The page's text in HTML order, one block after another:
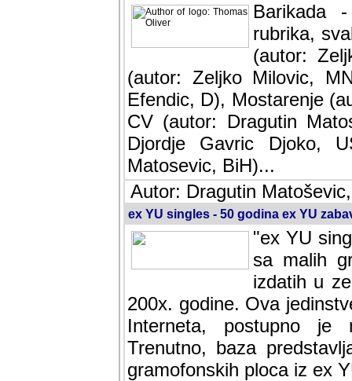
Barikada
rubrika,
(autor:
(autor: Zeljko Milovic,
Efendic, D), Mostarenje
CV (autor: Dragutin
Djordje Gavric Djoko,
Matosevic, BiH)...
Autor: Dragutin
ex YU singles - 50 godina ex YU
"ex YU
sa malih
izdatih u
200x. godine. Ova
Interneta, postupno je
baza predstavlja
ploca iz ex YU.